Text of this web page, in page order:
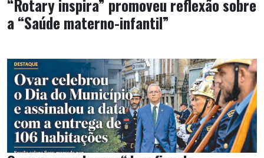
“Rotary inspira” promoveu reflexão sobre
a “Saúde materno-infantil”